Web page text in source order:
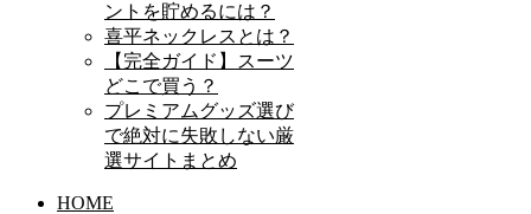
ントを貯めるには？
喜平ネックレスとは？
【完全ガイド】スーツ
どこで買う？
プレミアムグッズ選び
で絶対に失敗しない厳
選サイトまとめ
HOME